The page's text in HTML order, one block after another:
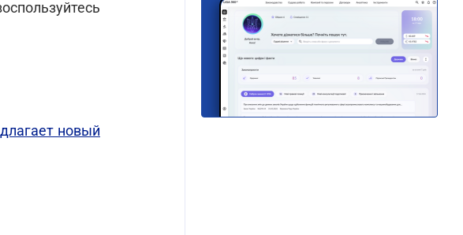
новый